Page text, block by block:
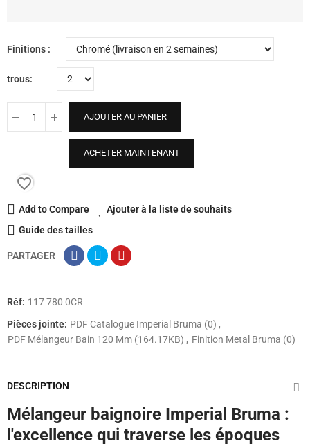
Finitions
trous
AJOUTER AU PANIER
ACHETER MAINTENANT
favorite_border
Add to Compare
Ajouter à la liste de souhaits
Guide des tailles
PARTAGER
Réf: 117 780 0CR
Pièces jointe: PDF Catalogue Imperial Bruma (0)
PDF Mélangeur Bain 120 Mm (164.17KB)
Finition Metal Bruma (0)
DESCRIPTION
Mélangeur baignoire Imperial Bruma :
l'excellence qui traverse les époques